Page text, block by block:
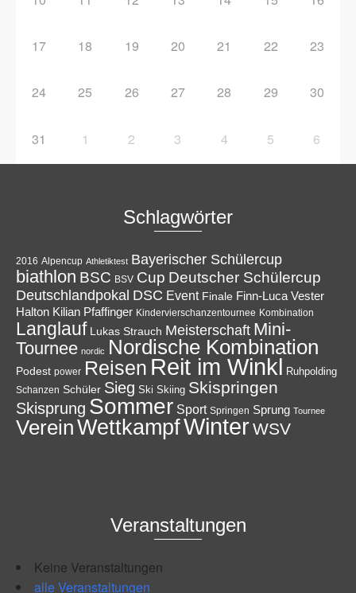
17 18 19 20 21 22 23
24 25 26 27 28 29 30
31 1 2 3 4 5 6
Schlagwörter
2016 Alpencup Athletiktest Bayerischer Schülercup
biathlon BSC BSV Cup Deutscher Schülercup
Deutschlandpokal DSC Event Finale Finn-Luca Vester
Halton Kilian Pfaffinger Kindervierschanzentournee Kombination
Langlauf Lukas Strauch Meisterschaft Mini-
Tournee nordic Nordische Kombination
Podest power Reisen Reit im Winkl Ruhpolding
Schanzen Schüler Sieg Ski Skiing Skispringen
Skisprung Sommer Sport Springen Sprung Tournee
VereinWettkampfWinterWSV
Veranstaltungen
Keine Veranstaltungen
alle Veranstaltungen